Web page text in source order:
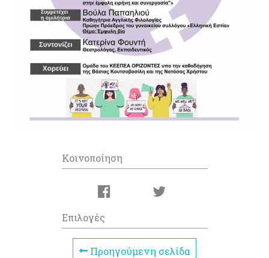
Κοινοποίηση
Επιλογές
Προηγούμενη σελίδα